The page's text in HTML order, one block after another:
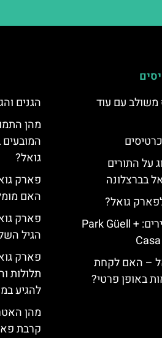
עם עוד
על התורים
בברצלונה
גואל?
כרטיס משולב לתיירים: Park Güell +
– האם לקחת
באופן פרטי?
הגנים
מהן
גואל?
פארק
האם
פארק
הגיל
פארק
תלולות
להגיע
מהן
קרבת